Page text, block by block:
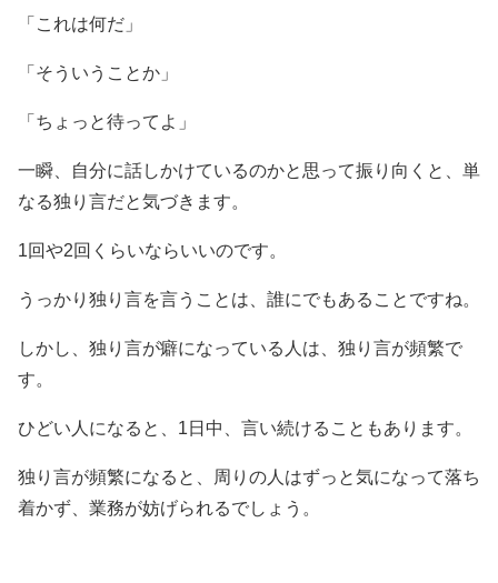
「これは何だ」
「そういうことか」
「ちょっと待ってよ」
一瞬、自分に話しかけているのかと思って振り向くと、単
なる独り言だと気づきます。
1回や2回くらいならいいのです。
うっかり独り言を言うことは、誰にでもあることですね。
しかし、独り言が癖になっている人は、独り言が頻繁で
す。
ひどい人になると、1日中、言い続けることもあります。
独り言が頻繁になると、周りの人はずっと気になって落ち
着かず、業務が妨げられるでしょう。